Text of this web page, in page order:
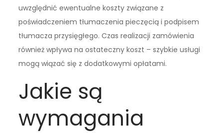
uwzględnić ewentualne koszty związane z
poświadczeniem tłumaczenia pieczęcią i podpisem
tłumacza przysięgłego. Czas realizacji zamówienia
również wpływa na ostateczny koszt – szybkie usługi
mogą wiązać się z dodatkowymi opłatami.
Jakie są
wymagania